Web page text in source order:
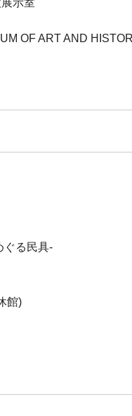
示室
OF ART AND
ぐる民具-
館)